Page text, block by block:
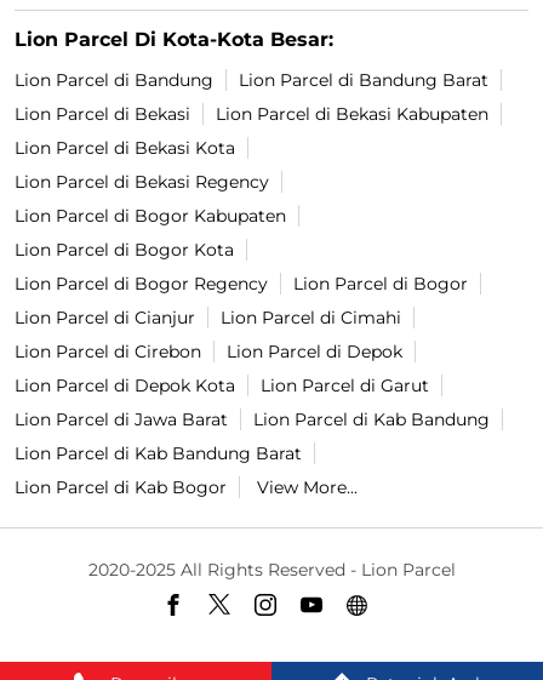
Lion Parcel Di Kota-Kota Besar:
Lion Parcel di Bandung
Lion Parcel di Bandung Barat
Lion Parcel di Bekasi
Lion Parcel di Bekasi Kabupaten
Lion Parcel di Bekasi Kota
Lion Parcel di Bekasi Regency
Lion Parcel di Bogor Kabupaten
Lion Parcel di Bogor Kota
Lion Parcel di Bogor Regency
Lion Parcel di Bogor
Lion Parcel di Cianjur
Lion Parcel di Cimahi
Lion Parcel di Cirebon
Lion Parcel di Depok
Lion Parcel di Depok Kota
Lion Parcel di Garut
Lion Parcel di Jawa Barat
Lion Parcel di Kab Bandung
Lion Parcel di Kab Bandung Barat
Lion Parcel di Kab Bogor
View More...
2020-2025 All Rights Reserved - Lion Parcel